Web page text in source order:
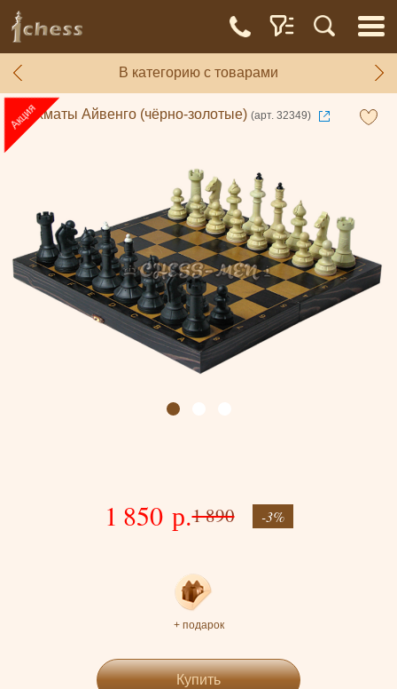
В категорию с товарами
Шахматы Айвенго (чёрно-золотые) (арт. 32349)
1 890 -3%
1 850 р.
+ подарок
Купить